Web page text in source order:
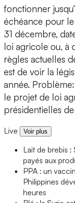
fonctionner
échéance pour
31 décembre,
loi agricole ou, à
règles actuelles
est de voir la
année.
le projet de loi
présidentielles
Live Voir plus
Lait de brebis :
payés aux
PPA : un
Philippines
heures